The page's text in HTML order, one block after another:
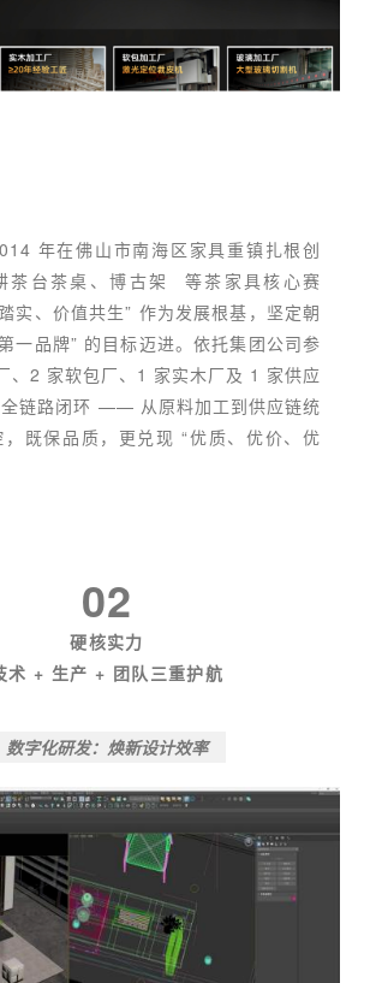
年在佛山市南海区家具重镇扎根创
茶台茶桌、博古架
等茶家具核心赛
实、价值共生” 作为发展根基，坚定朝
一品牌” 的目标迈进。依托集团公司参
、2 家软包厂、1 家实木厂及 1 家供应
链路闭环 —— 从原料加工到供应链统
既保品质，更兑现 “优质、优价、优
02
硬核实力
术 + 生产 + 团队三重护航
数字化研发：焕新设计效率